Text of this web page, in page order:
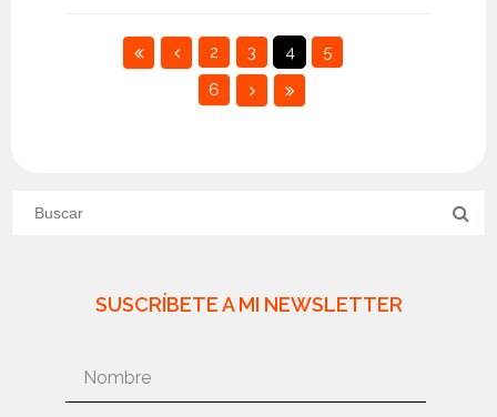
2 3 4
5
6
SUSCRÍBETE A MI NEWSLETTER